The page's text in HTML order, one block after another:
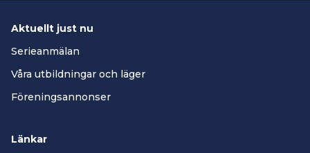
Aktuellt just nu
Serieanmälan
Våra utbildningar och läger
Föreningsannonser
Länkar